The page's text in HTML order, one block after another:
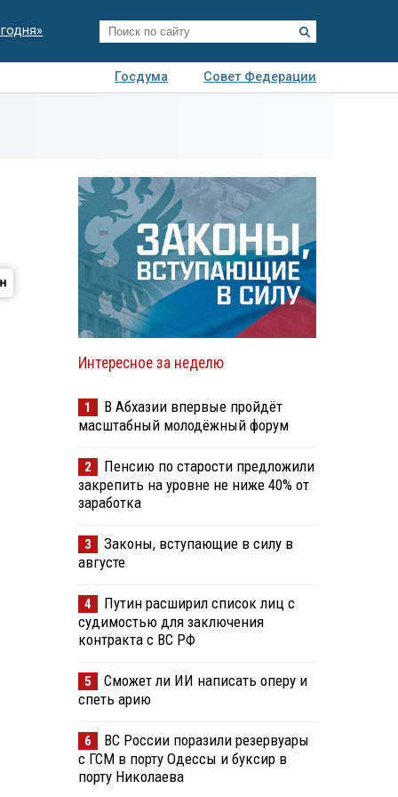
Госдума
Совет Федерации
Интересное за неделю
1
В Абхазии впервые пройдёт
масштабный молодёжный форум
2
Пенсию по старости предложили
закрепить на уровне не ниже 40% от
заработка
3
Законы, вступающие в силу в
августе
4
Путин расширил список лиц с
судимостью для заключения
контракта с ВС РФ
5
Сможет ли ИИ написать оперу и
спеть арию
6
ВС России поразили резервуары
с ГСМ в порту Одессы и буксир в
порту Николаева